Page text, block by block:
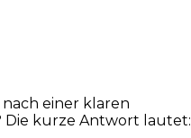
einer klaren
Die kurze Antwort lautet: